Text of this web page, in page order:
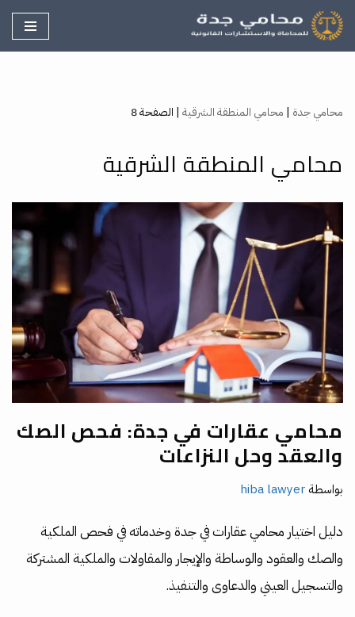
تخطى
محامي جدة | محامي المنطقة الشرقية | الصفحة 8
محامي المنطقة الشرقية
محامي عقارات في جدة: فحص الصك
والعقد وحل النزاعات
بواسطة hiba lawyer
دليل اختيار محامي عقارات في جدة وخدماته في فحص الملكية
والصك والعقود والوساطة والإيجار والمقاولات والملكية المشتركة
والتسجيل العيني والدعاوى والتنفيذ.